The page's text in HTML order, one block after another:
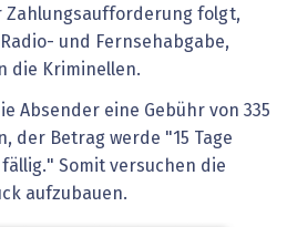
Zahlungsaufforderung folgt,
und Fernsehabgabe,
die Kriminellen.
Absender eine Gebühr von 335
der Betrag werde "15 Tage
Somit versuchen die
aufzubauen.